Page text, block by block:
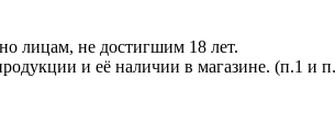
лицам, не достигшим 18 лет.
и её наличии в магазине. (п.1 и